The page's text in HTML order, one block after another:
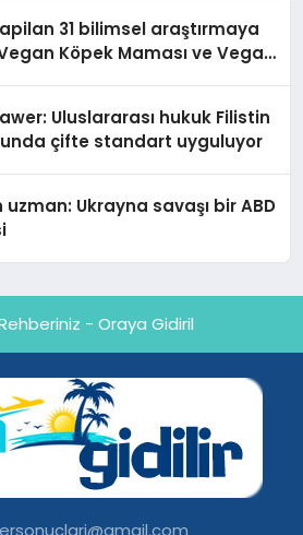
31 bilimsel araştırmaya
Köpek Maması ve Vegan
Uluslararası hukuk Filistin
çifte standart uyguluyor
uzman: Ukrayna savaşı bir ABD
- Oraya Gidiril